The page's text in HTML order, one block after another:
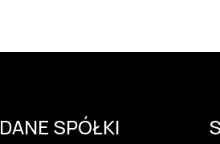
DANE SPÓŁKI